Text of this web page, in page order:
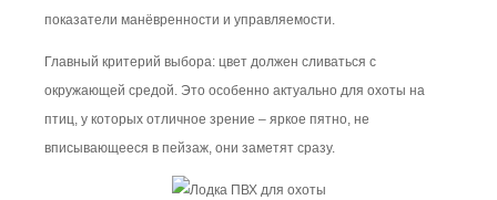
показатели манёвренности и управляемости.
Главный критерий выбора: цвет должен сливаться с
окружающей средой. Это особенно актуально для охоты на
птиц, у которых отличное зрение – яркое пятно, не
вписывающееся в пейзаж, они заметят сразу.